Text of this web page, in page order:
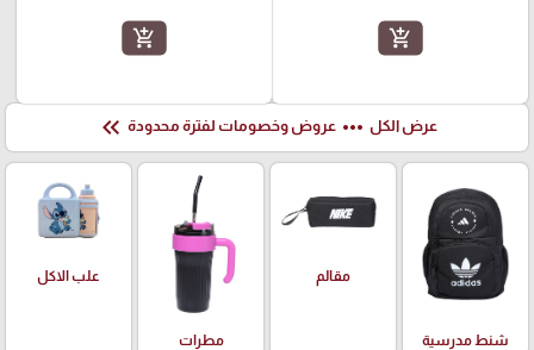
add_shopping_cart
add_shopping_cart
عرض الكل more_horiz عروض وخصومات لفترة محدودة keyboard_double_arrow_left
شنط مدرسية
مقالم
مطرات
علب الاكل